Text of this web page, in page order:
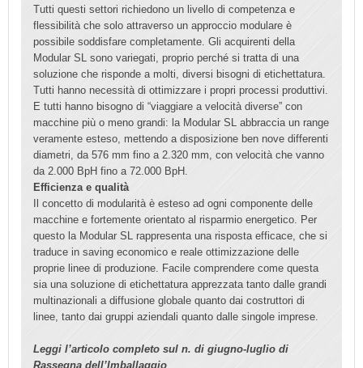
Tutti questi settori richiedono un livello di competenza e
flessibilità che solo attraverso un approccio modulare è
possibile soddisfare completamente. Gli acquirenti della
Modular SL sono variegati, proprio perché si tratta di una
soluzione che risponde a molti, diversi bisogni di etichettatura.
Tutti hanno necessità di ottimizzare i propri processi produttivi.
E tutti hanno bisogno di “viaggiare a velocità diverse” con
macchine più o meno grandi: la Modular SL abbraccia un range
veramente esteso, mettendo a disposizione ben nove differenti
diametri, da 576 mm fino a 2.320 mm, con velocità che vanno
da 2.000 BpH fino a 72.000 BpH.
Efficienza e qualità
Il concetto di modularità è esteso ad ogni componente delle
macchine e fortemente orientato al risparmio energetico. Per
questo la Modular SL rappresenta una risposta efficace, che si
traduce in saving economico e reale ottimizzazione delle
proprie linee di produzione. Facile comprendere come questa
sia una soluzione di etichettatura apprezzata tanto dalle grandi
multinazionali a diffusione globale quanto dai costruttori di
linee, tanto dai gruppi aziendali quanto dalle singole imprese.
Leggi l’articolo completo sul n. di giugno-luglio di
Rassegna dell’Imballaggio